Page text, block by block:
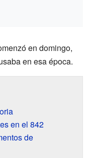
en domingo,
en esa época.
en el 842
de